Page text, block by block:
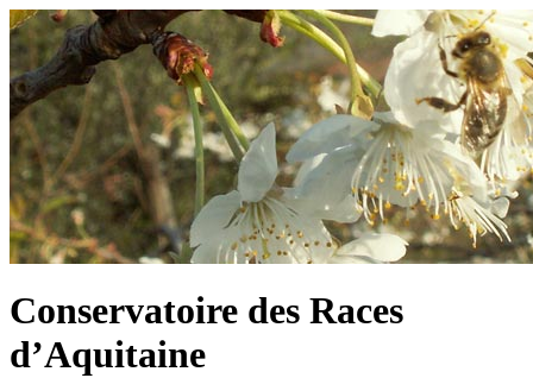
Conservatoire des Races
d’Aquitaine